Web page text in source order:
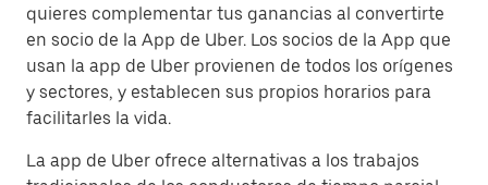
quieres complementar tus ganancias al convertirte
en socio de la App de Uber. Los socios de la App que
usan la app de Uber provienen de todos los orígenes
y sectores, y establecen sus propios horarios para
facilitarles la vida.
La app de Uber ofrece alternativas a los trabajos